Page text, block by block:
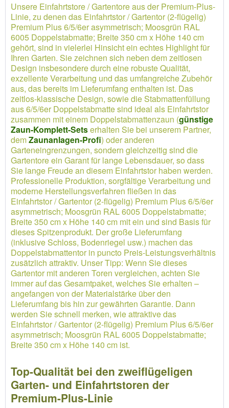
Unsere Einfahrtstore / Gartentore aus der Premium-Plus-
Linie, zu denen das Einfahrtstor / Gartentor (2-flügelig)
Premium Plus 6/5/6er asymmetrisch; Moosgrün RAL
6005 Doppelstabmatte; Breite 350 cm x Höhe 140 cm
gehört, sind in vielerlei Hinsicht ein echtes Highlight für
Ihren Garten. Sie zeichnen sich neben dem zeitlosen
Design insbesondere durch eine robuste Qualität,
exzellente Verarbeitung und das umfangreiche Zubehör
aus, das bereits im Lieferumfang enthalten ist. Das
zeitlos-klassische Design, sowie die Stabmattenfüllung
aus 6/5/6er Doppelstabmatte sind ideal als Einfahrtstor
zusammen mit einem Doppelstabmattenzaun (günstige
Zaun-Komplett-Setserhalten Sie bei unserem Partner,
demZaunanlagen-Profi) oder anderen
Garteneingrenzungen, sondern gleichzeitig sind die
Gartentore ein Garant für lange Lebensdauer, so dass
Sie lange Freude an diesem Einfahrtstor haben werden.
Professionelle Produktion, sorgfältige Verarbeitung und
moderne Herstellungsverfahren fließen in das
Einfahrtstor / Gartentor (2-flügelig) Premium Plus 6/5/6er
asymmetrisch; Moosgrün RAL 6005 Doppelstabmatte;
Breite 350 cm x Höhe 140 cm mit ein und sind Basis für
dieses Spitzenprodukt. Der große Lieferumfang
(inklusive Schloss, Bodenriegel usw.) machen das
Doppelstabmattentor in puncto Preis-Leistungsverhältnis
zusätzlich attraktiv. Unser Tipp: Wenn Sie dieses
Gartentor mit anderen Toren vergleichen, achten Sie
immer auf das Gesamtpaket, welches Sie erhalten –
angefangen von der Materialstärke über den
Lieferumfang bis hin zur gewährten Garantie. Dann
werden Sie schnell merken, wie attraktive das
Einfahrtstor / Gartentor (2-flügelig) Premium Plus 6/5/6er
asymmetrisch; Moosgrün RAL 6005 Doppelstabmatte;
Breite 350 cm x Höhe 140 cm ist.
Top-Qualität bei den zweiflügeligen
Garten- und Einfahrtstoren der
Premium-Plus-Linie